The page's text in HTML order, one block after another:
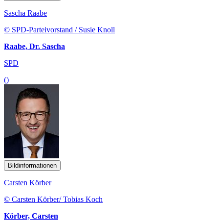
Sascha Raabe
© SPD-Parteivorstand / Susie Knoll
Raabe, Dr. Sascha
SPD
()
Bildinformationen
Carsten Körber
© Carsten Körber/ Tobias Koch
Körber, Carsten